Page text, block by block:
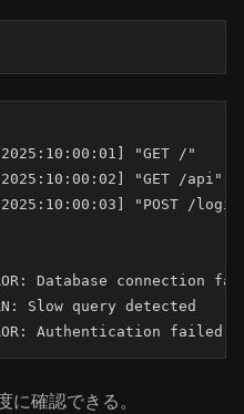
"GET /"
"GET /api"
"POST /
Database connection
Slow query detected
Authentication failed
確認できる。